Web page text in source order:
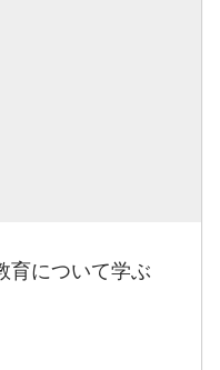
育について学ぶ